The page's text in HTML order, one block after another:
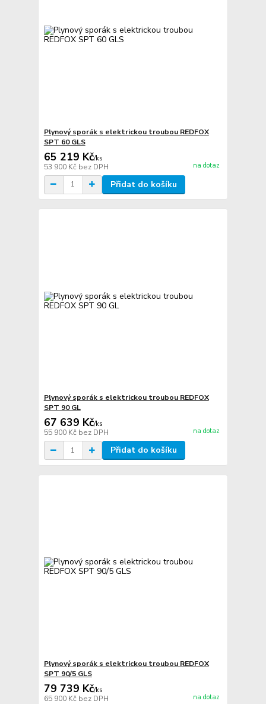
Plynový sporák s elektrickou troubou REDFOX
SPT 60 GLS
65 219 Kč/ks
53 900 Kč bez DPH na dotaz
Přidat do košíku
Plynový sporák s elektrickou troubou REDFOX
SPT 90 GL
67 639 Kč/ks
55 900 Kč bez DPH na dotaz
Přidat do košíku
Plynový sporák s elektrickou troubou REDFOX
SPT 90/5 GLS
79 739 Kč/ks
65 900 Kč bez DPH na dotaz